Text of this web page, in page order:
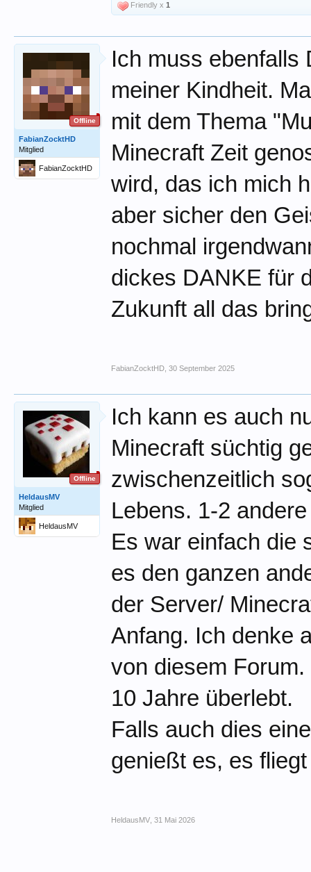
Friendly x 1
Offline
FabianZocktHD
Mitglied
FabianZocktHD
Ich muss ebenfalls
meiner Kindheit.
mit dem Thema
Minecraft Zeit
wird, das ich mich
aber sicher den
nochmal
dickes DANKE für
Zukunft all das
FabianZocktHD 30 September 2025
Offline
HeldausMV
Mitglied
HeldausMV
Ich kann es auch
Minecraft süchtig
zwischenzeitlich
Lebens. 1-2
Es war einfach die
es den ganzen
der Server/
Anfang. Ich denke
von diesem
10 Jahre überlebt.
Falls auch dies
genießt es, es
HeldausMV 31 Mai 2026